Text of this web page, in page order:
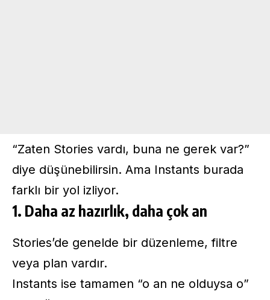
“Zaten Stories vardı, buna ne gerek var?”
diye düşünebilirsin. Ama Instants burada
farklı bir yol izliyor.
1. Daha az hazırlık, daha çok an
Stories’de genelde bir düzenleme, filtre
veya plan vardır.
Instants ise tamamen “o an ne olduysa o”